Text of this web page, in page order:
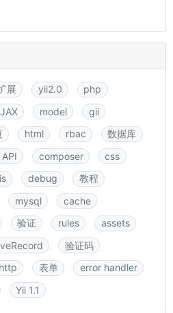
展 yii2.0
php
model
gii
html rbac
数据库
API composer
css
debug
教程
mysql
cache
验证 rules
assets
验证码
http 表单
error handler
Yii 1.1